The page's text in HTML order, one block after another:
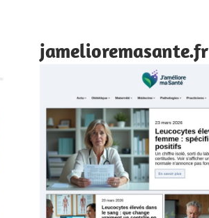
jamelioremasante.fr